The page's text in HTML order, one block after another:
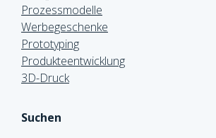
Prozessmodelle
Werbegeschenke
Prototyping
Produkteentwicklung
3D-Druck
Suchen